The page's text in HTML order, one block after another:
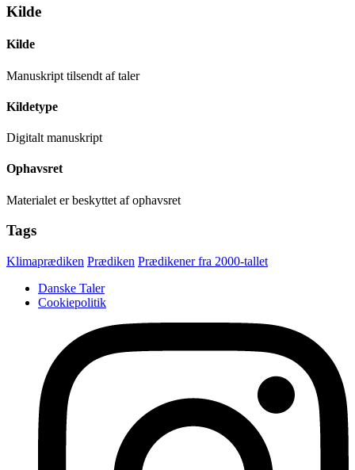
Kilde
Kilde
Manuskript tilsendt af taler
Kildetype
Digitalt manuskript
Ophavsret
Materialet er beskyttet af ophavsret
Tags
Klimaprædiken Prædiken Prædikener fra 2000-tallet
Danske Taler
Cookiepolitik